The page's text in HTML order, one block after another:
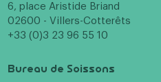
6, place Aristide Briand
02600 - Villers-Cotterêts
+33 (0)3 23 96 55 10
Bureau de Soissons